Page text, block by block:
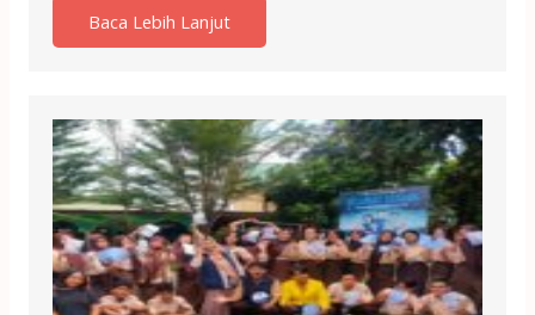
Baca Lebih Lanjut